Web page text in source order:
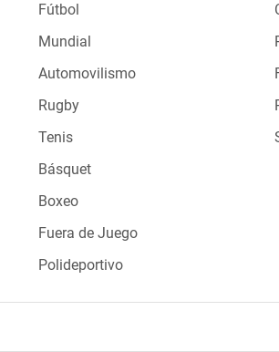
Fútbol
Mundial
Automovilismo
Rugby
Tenis
Básquet
Boxeo
Fuera de Juego
Polideportivo